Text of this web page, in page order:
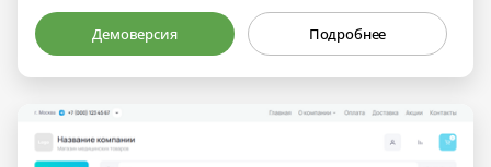
Демоверсия Подробнее